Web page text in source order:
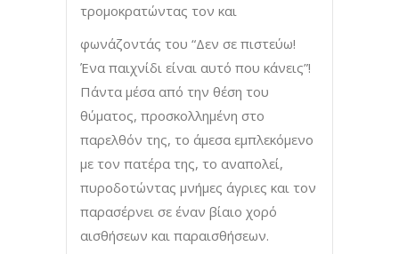
τρομοκρατώντας τον και
φωνάζοντάς του “Δεν σε πιστεύω!
Ένα παιχνίδι είναι αυτό που κάνεις”!
Πάντα μέσα από την θέση του
θύματος, προσκολλημένη στο
παρελθόν της, το άμεσα εμπλεκόμενο
με τον πατέρα της, το αναπολεί,
πυροδοτώντας μνήμες άγριες και τον
παρασέρνει σε έναν βίαιο χορό
αισθήσεων και παραισθήσεων.